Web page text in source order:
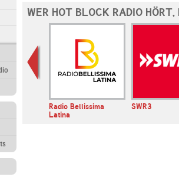
WER HOT BLOCK RADIO HÖRT,
Radio Bellissima
Latina
SWR3